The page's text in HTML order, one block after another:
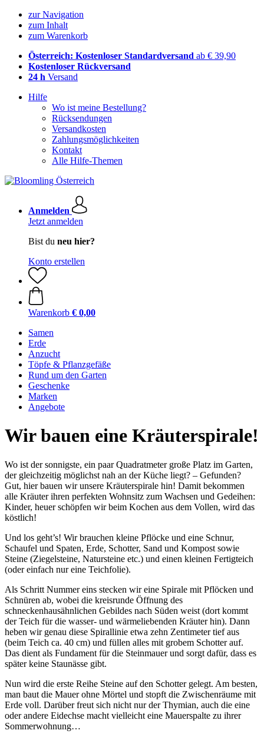
zur Navigation
zum Inhalt
zum Warenkorb
Österreich: Kostenloser Standardversand ab € 39,90
Kostenloser Rückversand
24 h Versand
Hilfe
Wo ist meine Bestellung?
Rücksendungen
Versandkosten
Zahlungsmöglichkeiten
Kontakt
Alle Hilfe-Themen
Anmelden
Jetzt anmelden
Bist du neu hier?
Konto erstellen
Warenkorb € 0,00
Samen
Erde
Anzucht
Töpfe & Pflanzgefäße
Rund um den Garten
Geschenke
Marken
Angebote
Wir bauen eine Kräuterspirale!
Wo ist der sonnigste, ein paar Quadratmeter große Platz im Garten,
der gleichzeitig möglichst nah an der Küche liegt? – Gefunden?
Gut, hier bauen wir unsere Kräuterspirale hin! Damit bekommen
alle Kräuter ihren perfekten Wohnsitz zum Wachsen und Gedeihen:
Kinder, heuer schöpfen wir beim Kochen aus dem Vollen, wird das
köstlich!
Und los geht’s! Wir brauchen kleine Pflöcke und eine Schnur,
Schaufel und Spaten, Erde, Schotter, Sand und Kompost sowie
Steine (Ziegelsteine, Natursteine etc.) und einen kleinen Fertigteich
(oder einfach nur eine Teichfolie).
Als Schritt Nummer eins stecken wir eine Spirale mit Pflöcken und
Schnüren ab, wobei die kreisrunde Öffnung des
schneckenhausähnlichen Gebildes nach Süden weist (dort kommt
der Teich für die wasser- und wärmeliebenden Kräuter hin). Dann
heben wir genau diese Spirallinie etwa zehn Zentimeter tief aus
(beim Teich ca. 40 cm) und füllen alles mit grobem Schotter auf.
Das dient als Fundament für die Steinmauer und sorgt dafür, dass es
später keine Staunässe gibt.
Nun wird die erste Reihe Steine auf den Schotter gelegt. Am besten,
man baut die Mauer ohne Mörtel und stopft die Zwischenräume mit
Erde voll. Darüber freut sich nicht nur der Thymian, auch die eine
oder andere Eidechse macht vielleicht eine Mauerspalte zu ihrer
Sommerwohnung…